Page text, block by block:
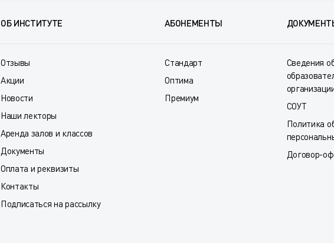
ОБ ИНСТИТУТЕ
Отзывы
Акции
Новости
Наши лекторы
Аренда залов и классов
Документы
Оплата и реквизиты
Контакты
Подписаться на рассылку
АБОНЕМЕНТЫ
Стандарт
Оптима
Премиум
Сведения
СОУТ
Политика
Договор-